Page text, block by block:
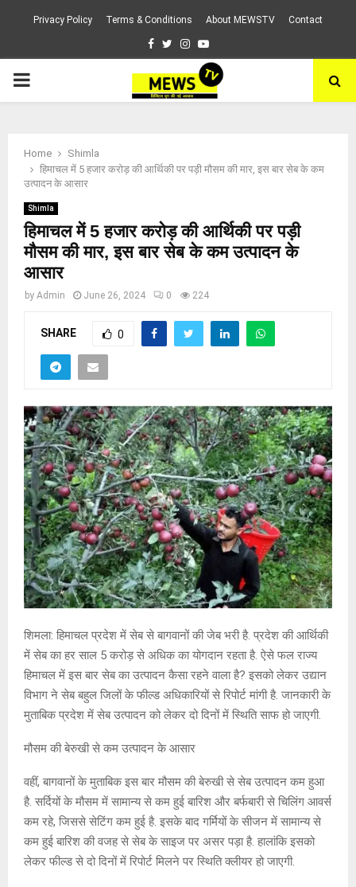
Privacy Policy Terms & Conditions About MEWSTV Contact
Facebook
TwitterInstagram
Youtube
PRIMARY
Home
Shimla
हिमाचल में 5 हजार करोड़ की आर्थिकी पर पड़ी मौसम की मार, इस बार सेब के कम
उत्पादन के आसार
Shimla
हिमाचल में 5 हजार करोड़ की आर्थिकी पर पड़ी
मौसम की मार, इस बार सेब के कम उत्पादन के
आसार
by Admin June 26, 2024 0 224
SHARE 0
शिमला: हिमाचल प्रदेश में सेब से बागवानों की जेब भरी है. प्रदेश की आर्थिकी
में सेब का हर साल 5 करोड़ से अधिक का योगदान रहता है. ऐसे फल राज्य
हिमाचल में इस बार सेब का उत्पादन कैसा रहने वाला है? इसको लेकर उद्यान
विभाग ने सेब बहुल जिलों के फील्ड अधिकारियों से रिपोर्ट मांगी है. जानकारी के
मुताबिक प्रदेश में सेब उत्पादन को लेकर दो दिनों में स्थिति साफ हो जाएगी.
मौसम की बेरुखी से कम उत्पादन के आसार
वहीं, बागवानों के मुताबिक इस बार मौसम की बेरुखी से सेब उत्पादन कम हुआ
है. सर्दियों के मौसम में सामान्य से कम हुई बारिश और बर्फबारी से चिलिंग आवर्स
कम रहे, जिससे सेटिंग कम हुई है. इसके बाद गर्मियों के सीजन में सामान्य से
कम हुई बारिश की वजह से सेब के साइज पर असर पड़ा है. हालांकि इसको
लेकर फील्ड से दो दिनों में रिपोर्ट मिलने पर स्थिति क्लीयर हो जाएगी.